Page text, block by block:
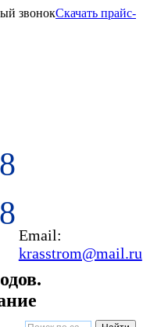
звонокСкачать прайс-
Email:
krasstrom@mail.ru